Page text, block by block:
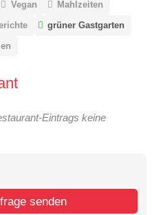
Vegan
Mahlzeiten
grüner Gastgarten
Eintrags keine
senden